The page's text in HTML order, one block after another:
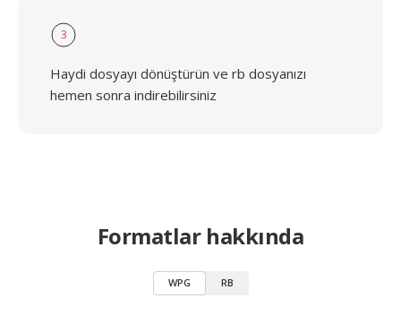
3
Haydi dosyayı dönüştürün ve rb dosyanızı
hemen sonra indirebilirsiniz
Formatlar hakkında
WPG RB